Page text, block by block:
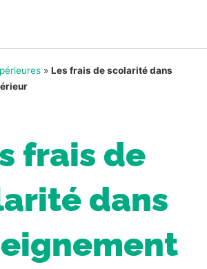
» Les frais de scolarité dans
frais de
dans